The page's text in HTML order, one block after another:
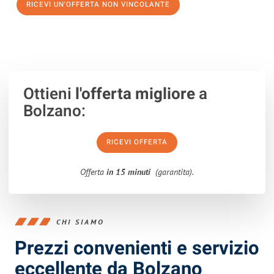
RICEVI UN'OFFERTA NON VINCOLANTE
Ottieni l'offerta migliorea
Bolzano:
RICEVI OFFERTA
Offerta in 15 minuti (garantita).
CHI SIAMO
Prezzi convenienti e servizio